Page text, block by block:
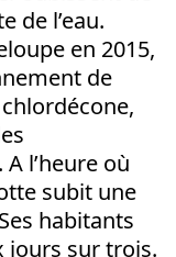
de l’eau.
en 2015,
de
l’heure où
subit une
habitants
jours sur trois.